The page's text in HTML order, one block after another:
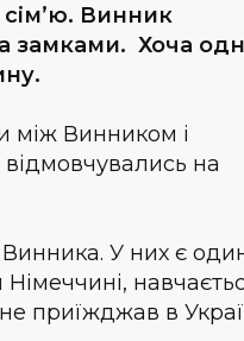
Винник
замками. Хоча
між Винником і
на
У них є
приїжджав в